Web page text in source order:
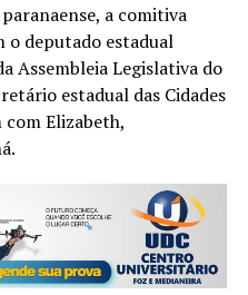
a comitiva
deputado estadual
Assembleia Legislativa do
estadual das Cidades
com Elizabeth,